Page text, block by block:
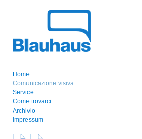
Home
Comunicazione visiva
Service
Come trovarci
Archivio
Impressum